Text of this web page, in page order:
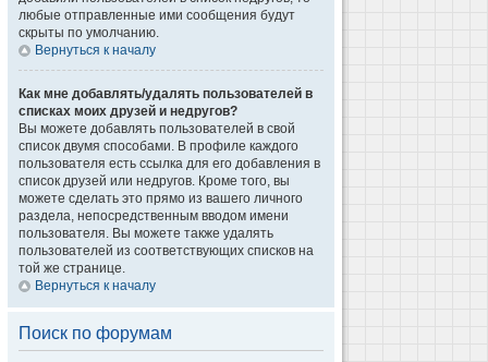
любые отправленные ими сообщения будут
скрыты по умолчанию.
Вернуться к началу
Как мне добавлять/удалять пользователей в
списках моих друзей и недругов?
Вы можете добавлять пользователей в свой
список двумя способами. В профиле каждого
пользователя есть ссылка для его добавления в
список друзей или недругов. Кроме того, вы
можете сделать это прямо из вашего личного
раздела, непосредственным вводом имени
пользователя. Вы можете также удалять
пользователей из соответствующих списков на
той же странице.
Вернуться к началу
Поиск по форумам